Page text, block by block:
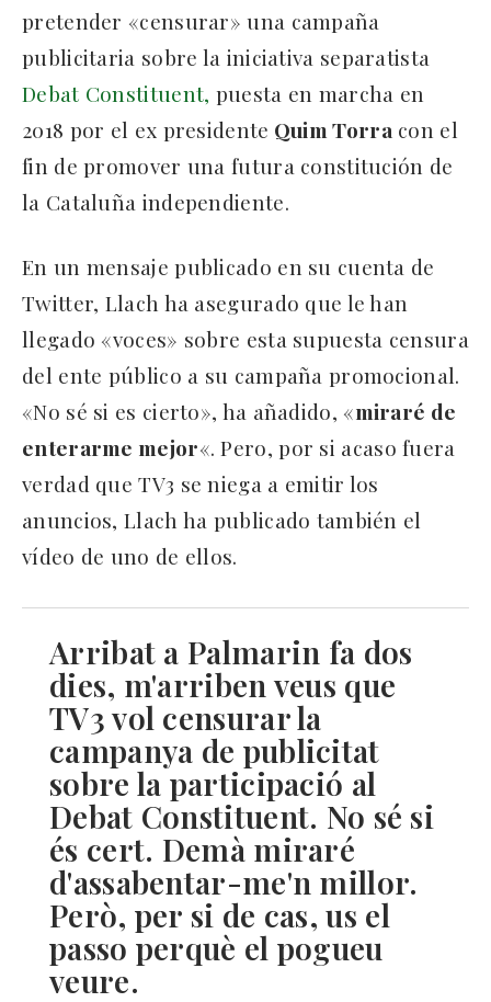
pretender «censurar» una campaña
publicitaria sobre la iniciativa separatista
Debat Constituent, puesta en marcha en
2018 por el ex presidente Quim Torra con el
fin de promover una futura constitución de
la Cataluña independiente.
En un mensaje publicado en su cuenta de
Twitter, Llach ha asegurado que le han
llegado «voces» sobre esta supuesta censura
del ente público a su campaña promocional.
«No sé si es cierto», ha añadido, «miraré de
enterarme mejor«. Pero, por si acaso fuera
verdad que TV3 se niega a emitir los
anuncios, Llach ha publicado también el
vídeo de uno de ellos.
Arribat a Palmarin fa dos
dies, m'arriben veus que
TV3 vol censurar la
campanya de publicitat
sobre la participació al
Debat Constituent. No sé si
és cert. Demà miraré
d'assabentar-me'n millor.
Però, per si de cas, us el
passo perquè el pogueu
veure.